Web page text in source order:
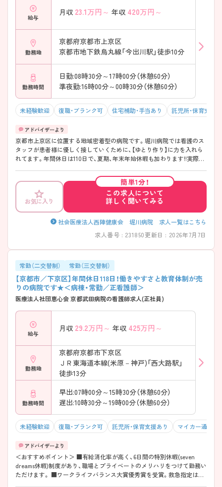
給与
月収 23.1万円～ 年収 420万円～
勤務地
京都府京都市上京区
京都市地下鉄烏丸線「今出川駅」徒歩10分
勤務時間
日勤:08時30分～17時00分（休憩60分）
準夜勤:16時00分～00時30分（休憩60分）
未経験歓迎 復職・ブランク可 住宅補助・手当あり 託児所・保育支援
京都市上京区に位置する地域密着型の病院です。堀川病院では看護のス
タッフが患者様に優しく接していくために、【ゆとり作り】に力を入れら
れてます。年間休日は110日で、夏期、年末年始休暇も加わります!!実際に
っしゃられてます♪ 病院周辺は、京都ならではの町屋風景や神社仏閣、
大学などに囲まれており、京都の歴史とともに歩んできた病院です。 ●
患者様とゆったり関わりたい方 ●在宅支援に興味のある方におすす
めです♪ ご興味をお持ちの方はお気軽にお問い合わせください。
お気に入り
簡単1分！
この求人について
詳しく聞いてみる
社会医療法人西陣健康会 堀川病院 求人一覧はこちら
求人番号 : 231850更新日 : 2026年7月7日
常勤（二交替制） 常勤（三交替制）
【京都市／下京区】年間休日118日！働きやすさと教育体制が売
りの病院です★＜病棟・常勤／正看護師＞
医療法人社団恵心会 京都武田病院の看護師求人(正社員)
給与
月収 29.2万円～ 年収 425万円～
勤務地
京都府京都市下京区
ＪＲ東海道本線(米原－神戸)「西大路駅」
徒歩13分
勤務時間
早出:07時00分～15時30分（休憩60分）
遅出:10時30分～19時00分（休憩60分）
未経験歓迎 復職・ブランク可 託児所・保育支援あり マイカー通勤可
＜おすすめポイント＞ ■有給消化率が高く、6日間の特別休暇(seven
dreams休暇)制度があり、職場とプライベートのメリハリをつけて勤務い
ただけます。 ■ワークライフバランス大賞優秀賞を受賞。救急指定はあ